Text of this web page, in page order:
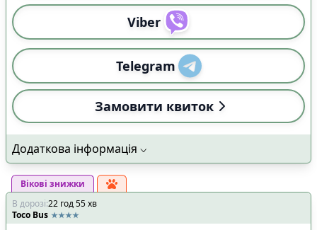
Viber
Telegram
Замовити квиток
Додаткова інформація
Вікові знижки
В дорозі:22 год55хв
Toco Bus